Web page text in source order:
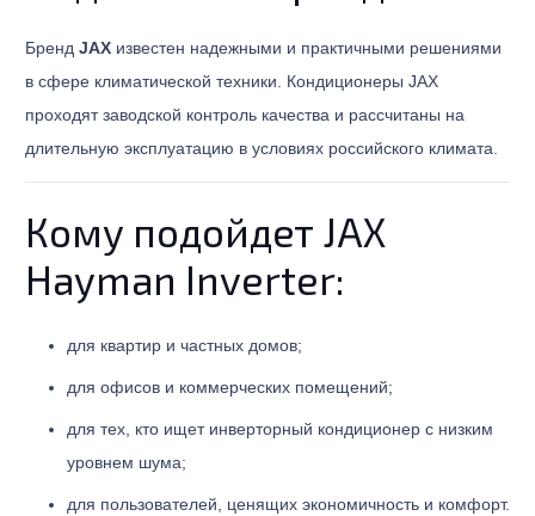
Бренд JAX известен надежными и практичными решениями
в сфере климатической техники. Кондиционеры JAX
проходят заводской контроль качества и рассчитаны на
длительную эксплуатацию в условиях российского климата.
Кому подойдет JAX
Hayman Inverter:
для квартир и частных домов;
для офисов и коммерческих помещений;
для тех, кто ищет инверторный кондиционер с низким
уровнем шума;
для пользователей, ценящих экономичность и комфорт.